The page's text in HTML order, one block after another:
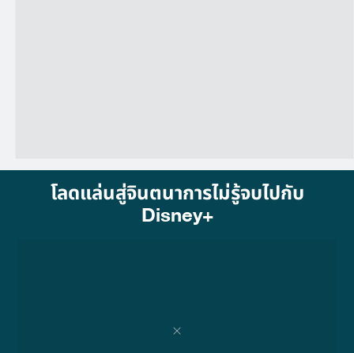
โลดแล่นสู่จินตนาการไม่รู้จบไปกับ
Disney+